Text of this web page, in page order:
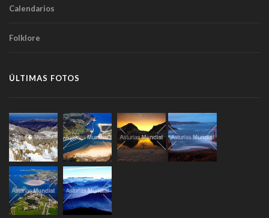
Calendarios
Folklore
ÚLTIMAS FOTOS